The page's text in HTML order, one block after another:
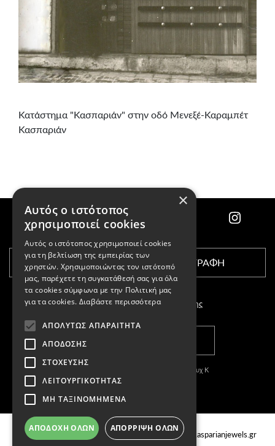
Κατάστημα "Κασπαριάν" στην οδό Μενεξέ-Καραμπέτ
Κασπαριάν
ΕΓΓΡΑΦΗ
Αποδέχομαι τους όρους χρήσης
Copyright © 2011-2026 Κασπαριάν Σεμπουχ Κ
With
ΓΕΜΗ:57327504000
ΚΑΤΑΣΤΗΜΑΤΑ
Τσιμισκή 88, Θεσσαλονίκη Ελλάδα, 54622
Email
info@kasparianjewels.gr
×
Αυτός ο ιστότοπος
χρησιμοποιεί cookies
Αυτός ο ιστότοπος χρησιμοποιεί cookies
για τη βελτίωση της εμπειρίας των
χρηστών. Χρησιμοποιώντας τον ιστότοπό
μας, παρέχετε τη συγκατάθεσή σας για όλα
τα cookies σύμφωνα με την Πολιτική μας
για τα cookies. Διαβάστε περισσότερα
ΑΠΟΛΎΤΩΣ ΑΠΑΡΑΊΤΗΤΑ
ΑΠΌΔΟΣΗΣ
ΣΤΌΧΕΥΣΗΣ
ΛΕΙΤΟΥΡΓΙΚΌΤΗΤΑΣ
ΜΗ ΤΑΞΙΝΟΜΗΜΈΝΑ
ΑΠΟΔΟΧΉ ΌΛΩΝ ΑΠΌΡΡΙΨΗ ΌΛΩΝ